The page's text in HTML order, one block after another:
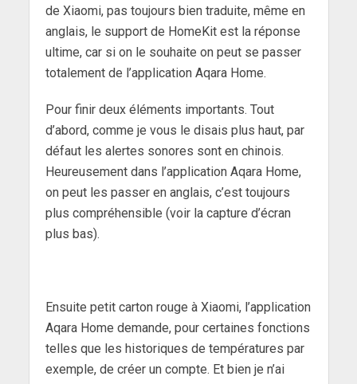
de Xiaomi, pas toujours bien traduite, même en
anglais, le support de HomeKit est la réponse
ultime, car si on le souhaite on peut se passer
totalement de l’application Aqara Home.
Pour finir deux éléments importants. Tout
d’abord, comme je vous le disais plus haut, par
défaut les alertes sonores sont en chinois.
Heureusement dans l’application Aqara Home,
on peut les passer en anglais, c’est toujours
plus compréhensible (voir la capture d’écran
plus bas).
Ensuite petit carton rouge à Xiaomi, l’application
Aqara Home demande, pour certaines fonctions
telles que les historiques de températures par
exemple, de créer un compte. Et bien je n’ai